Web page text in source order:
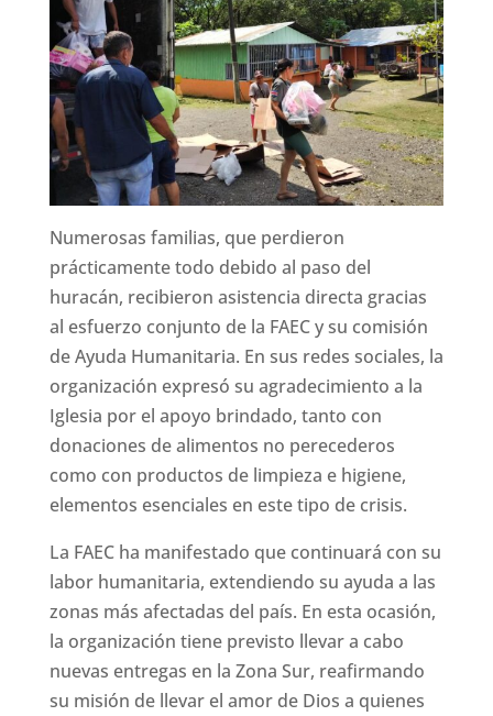
Numerosas familias, que perdieron
prácticamente todo debido al paso del
huracán, recibieron asistencia directa gracias
al esfuerzo conjunto de la FAEC y su comisión
de Ayuda Humanitaria. En sus redes sociales, la
organización expresó su agradecimiento a la
Iglesia por el apoyo brindado, tanto con
donaciones de alimentos no perecederos
como con productos de limpieza e higiene,
elementos esenciales en este tipo de crisis.
La FAEC ha manifestado que continuará con su
labor humanitaria, extendiendo su ayuda a las
zonas más afectadas del país. En esta ocasión,
la organización tiene previsto llevar a cabo
nuevas entregas en la Zona Sur, reafirmando
su misión de llevar el amor de Dios a quienes